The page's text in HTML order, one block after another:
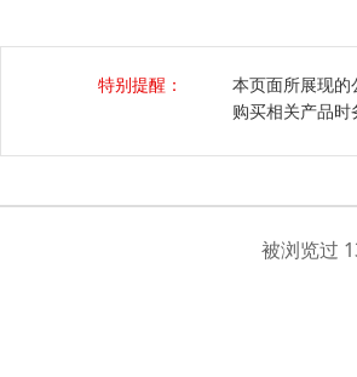
特别提醒：
本页面所展现的
购买相关产品时
被浏览过